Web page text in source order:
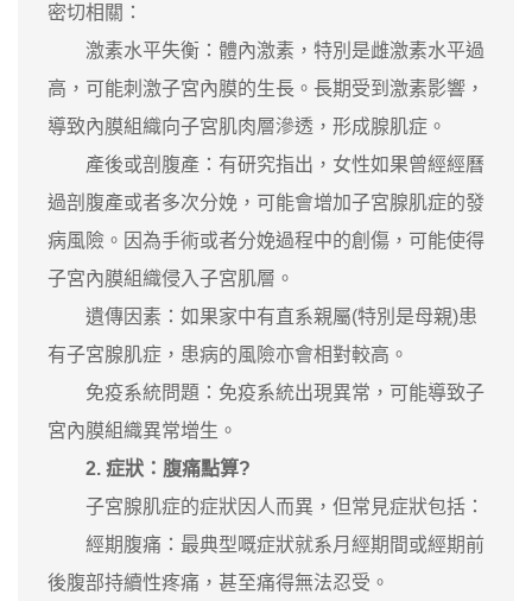
密切相關：
激素水平失衡：體內激素，特別是雌激素水平過
高，可能刺激子宮內膜的生長。長期受到激素影響，
導致內膜組織向子宮肌肉層滲透，形成腺肌症。
產後或剖腹產：有研究指出，女性如果曾經經曆
過剖腹產或者多次分娩，可能會增加子宮腺肌症的發
病風險。因為手術或者分娩過程中的創傷，可能使得
子宮內膜組織侵入子宮肌層。
遺傳因素：如果家中有直系親屬(特別是母親)患
有子宮腺肌症，患病的風險亦會相對較高。
免疫系統問題：免疫系統出現異常，可能導致子
宮內膜組織異常增生。
2. 症狀：腹痛點算?
子宮腺肌症的症狀因人而異，但常見症狀包括：
經期腹痛：最典型嘅症狀就系月經期間或經期前
後腹部持續性疼痛，甚至痛得無法忍受。